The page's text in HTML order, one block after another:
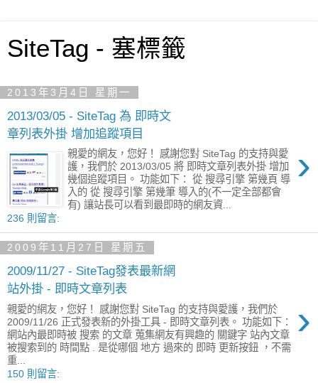
SiteTag - 塞標籤
2013年3月4日 星期一
2013/03/05 - SiteTag 為 即時文
章列表外掛 增加追蹤項目
›
親愛的網友，您好！ 感謝您對 SiteTag 的支持與愛
護，我們於 2013/03/05 將 即時文章列表外掛 增加
幾個追蹤項目。 功能如下： 從 搜尋引擎 第幾頁 導
入的 從 搜尋引擎 第幾筆 導入的(不一定全部都會
有) 讓站長可以看到最即時的網友資...
236 則留言:
2009年11月27日 星期五
2009/11/27 - SiteTag發表最新網
站外掛 - 即時文章列表
›
親愛的網友，您好！ 感謝您對 SiteTag 的支持與愛護，我們於
2009/11/26 正式發表新的外掛工具 - 即時文章列表。 功能如下：
網站內最即時被 搜索 的文章 蒐集網友有興趣的 關鍵字 站內文章
被搜索到的 時間點 . 是從哪個 地方 過來的 即時 更新按鈕 ，不需
重...
150 則留言: